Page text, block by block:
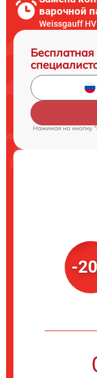
варочной
Weissgauff
Нажимая на кнопку
-